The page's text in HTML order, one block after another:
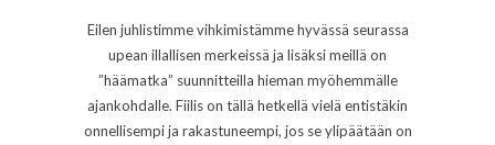
Eilen juhlistimme vihkimistämme hyvässä seurassa
upean illallisen merkeissä ja lisäksi meillä on
”häämatka” suunnitteilla hieman myöhemmälle
ajankohdalle. Fiilis on tällä hetkellä vielä entistäkin
onnellisempi ja rakastuneempi, jos se ylipäätään on